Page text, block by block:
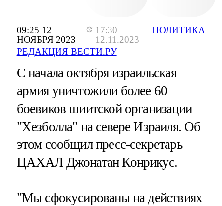
09:25 12
НОЯБРЯ 2023
17:30
12.11.2023
РЕДАКЦИЯ ВЕСТИ.РУ
ПОЛИТИКА
С начала октября израильская
армия уничтожили более 60
боевиков шиитской организации
"Хезболла" на севере Израиля. Об
этом сообщил пресс-секретарь
ЦАХАЛ Джонатан Конрикус.
"Мы сфокусированы на действиях